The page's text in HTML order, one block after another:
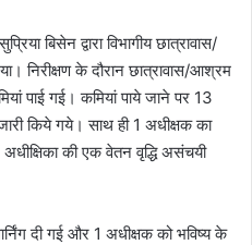
बिसेन द्वारा विभागीय छात्रावास/
निरीक्षण के दौरान छात्रावास/आश्रम
पाई गई। कमियां पाये जाने पर 13
किये गये। साथ ही 1 अधीक्षक का
की एक वेतन वृद्धि असंचयी
दी गई और 1 अधीक्षक को भविष्य के